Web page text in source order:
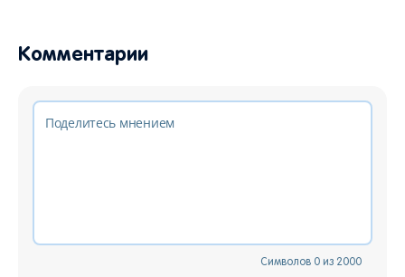
Комментарии
Символов 0 из 2000